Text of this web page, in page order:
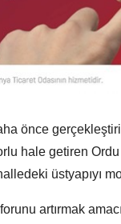
önce
hale getiren
üstyapıyı
artırmak